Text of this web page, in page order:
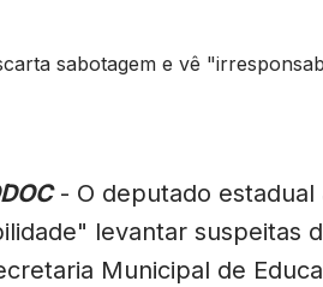
- O deputado estadual
levantar suspeitas
Municipal de